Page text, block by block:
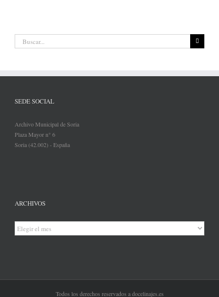
Buscar:
SEDE SOCIAL
Archivo Municipal de Soria
Plaza Mayor n° 6
Soria (42.002) - España
ARCHIVOS
Archivos
Todos los derechos reservados a docelinajes.es